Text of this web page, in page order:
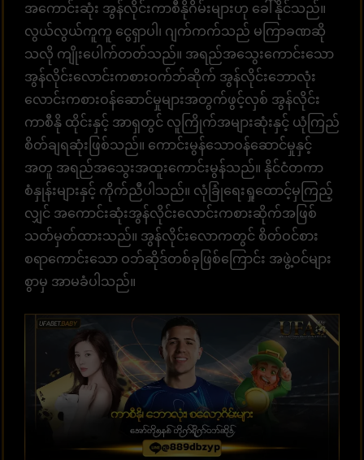
အကောင်းဆုံး အွန်လိုင်းကာစီနိုဂိမ်းများဟု ခေါ်နိုင်သည်။
လွယ်လွယ်ကူကူ ငွေရှာပါ၊ ဂျက်ကက်သည် မကြာခဏဆို
သလို ကျိုးပေါက်တတ်သည်။ အရည်အသွေးကောင်းသော
အွန်လိုင်းလောင်းကစားဝက်ဘ်ဆိုက် အွန်လိုင်းဘောလုံး
လောင်းကစားဝန်ဆောင်မှုများအတွက်ဖွင့်လှစ် အွန်လိုင်း
ကာစီနို ထိုင်းနှင့် အာရှတွင် လူကြိုက်အများဆုံးနှင့် ယုံကြည်
စိတ်ချရဆုံးဖြစ်သည်။ ကောင်းမွန်သောဝန်ဆောင်မှုနှင့်
အတူ အရည်အသွေးအထူးကောင်းမွန်သည်။ နိုင်ငံတကာ
စံနှုန်းများနှင့် ကိုက်ညီပါသည်။ လုံခြုံရေးရှုထောင့်မှကြည့်
လျှင် အကောင်းဆုံးအွန်လိုင်းလောင်းကစားဆိုက်အဖြစ်
သတ်မှတ်ထားသည်။ အွန်လိုင်းလောကတွင် စိတ်ဝင်စား
စရာကောင်းသော ဝဘ်ဆိုဒ်တစ်ခုဖြစ်ကြောင်း အဖွဲ့ဝင်များ
စွာမှ အာမခံပါသည်။